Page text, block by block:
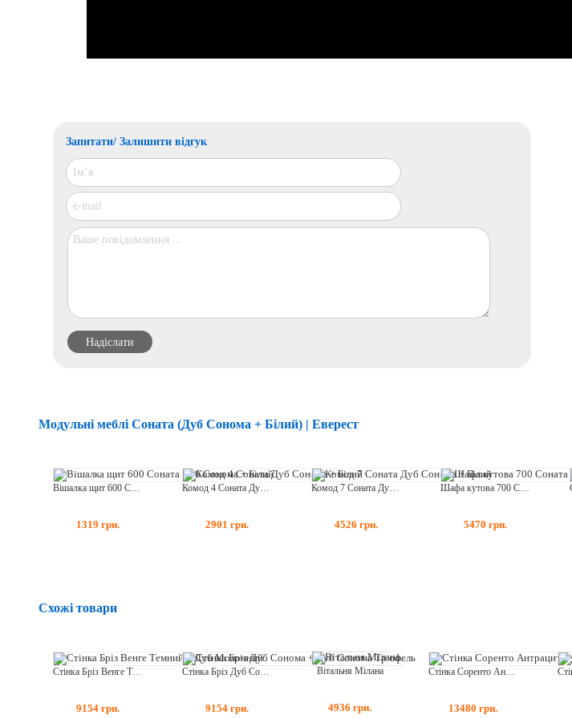
Запитати/ Залишити відгук
Модульні меблі Соната (Дуб Сонома + Білий) | Еверест
1319 грн. 2901 грн. 4526 грн. 5470 грн.
Схожі товари
Стінка Бріз Венге Темний + Дуб Молочний
9154 грн. 9154 грн.
Вітальня Мілана
4936 грн.
Стінка Соренто Антрацит + Дуб Сонома
13480 грн.